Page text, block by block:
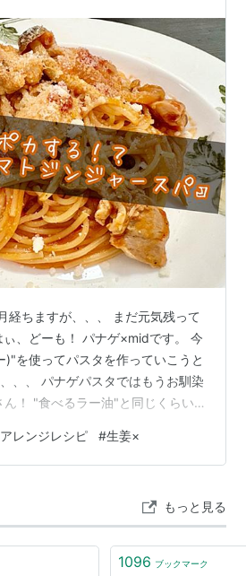
経ちますが、、、 まだ元気残って
ぃ、どーも！ パナゲ×midです。 今
)"を使ってパスタを作っていこうと
、、 パナゲパスタではもうお馴染
！ "食べるラー油"と同じくらい愛
、、、でもー パナゲも疲れてるの
くっていきまーす！笑 ＊＊＊＊＊
ねぎ、しめじを炒めていきまー
！ トマトソースをい…
アレンジレシピ #生姜×
もっと見る
1096 ブックマーク